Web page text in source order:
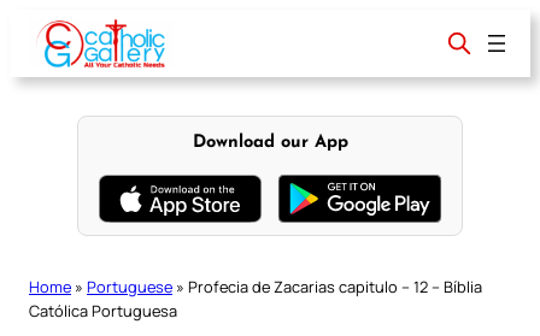
content
Download our App
Home » Portuguese » Profecia de Zacarias capitulo – 12 – Bíblia
Católica Portuguesa